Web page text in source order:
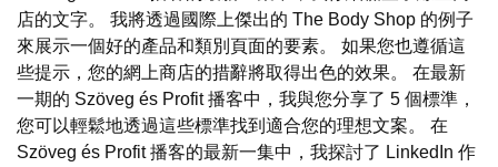
店的文字。 我將透過國際上傑出的 The Body Shop 的例子
來展示一個好的產品和類別頁面的要素。 如果您也遵循這
些提示，您的網上商店的措辭將取得出色的效果。 在最新
一期的 Szöveg és Profit 播客中，我與您分享了 5 個標準，
您可以輕鬆地透過這些標準找到適合您的理想文案。 在
Szöveg és Profit 播客的最新一集中，我探討了 LinkedIn 作